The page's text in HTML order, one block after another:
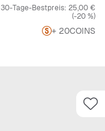
30-Tage-Bestpreis: 25,00 €
(-20 %)
+ 20COINS